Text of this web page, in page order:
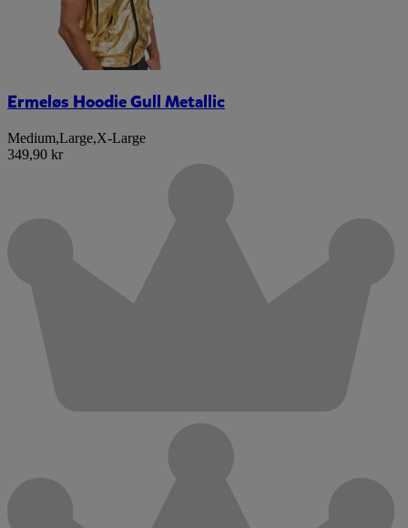
Ermeløs Hoodie Gull Metallic
Medium,Large,X-Large
349,90 kr